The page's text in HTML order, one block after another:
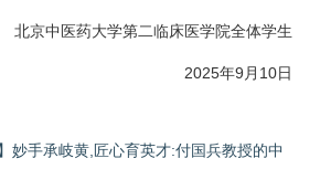
北京中医药大学第二临床医学院全体学生
2025年9月10日
妙手承岐黄,匠心育英才:付国兵教授的中